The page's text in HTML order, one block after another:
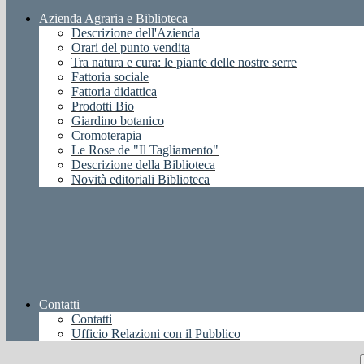
Azienda Agraria e Biblioteca
Descrizione dell'Azienda
Orari del punto vendita
Tra natura e cura: le piante delle nostre serre
Fattoria sociale
Fattoria didattica
Prodotti Bio
Giardino botanico
Cromoterapia
Le Rose de "Il Tagliamento"
Descrizione della Biblioteca
Novità editoriali Biblioteca
Contatti
Contatti
Ufficio Relazioni con il Pubblico